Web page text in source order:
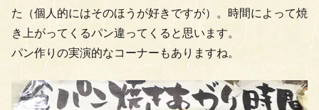
た（個人的にはそのほうが好きですが）。時間によって焼
き上がってくるパン違ってくると思います。
パン作りの実演的なコーナーもありますね。